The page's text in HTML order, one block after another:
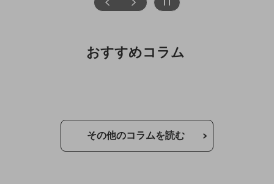
リモート・ハイブリッドワーク
その他のお悩みはこちらおすすめコラム
その他のコラムを読む